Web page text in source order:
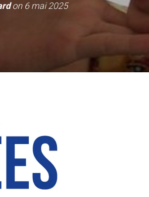
on 6 mai 2025